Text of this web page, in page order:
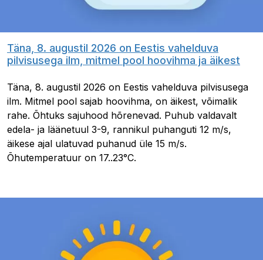
Täna, 8. augustil 2026 on Eestis vahelduva
pilvisusega ilm, mitmel pool hoovihma ja äikest
Täna, 8. augustil 2026 on Eestis vahelduva pilvisusega
ilm. Mitmel pool sajab hoovihma, on äikest, võimalik
rahe. Õhtuks sajuhood hõrenevad. Puhub valdavalt
edela- ja läänetuul 3-9, rannikul puhanguti 12 m/s,
äikese ajal ulatuvad puhanud üle 15 m/s.
Õhutemperatuur on 17..23°C.